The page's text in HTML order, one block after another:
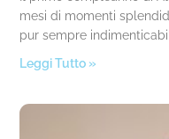
mesi di momenti
pur sempre
Leggi Tutto »